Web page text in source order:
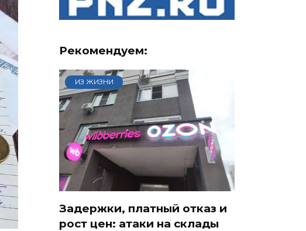
Рекомендуем:
ИЗ ЖИЗНИ
Задержки, платный отказ и
рост цен: атаки на склады